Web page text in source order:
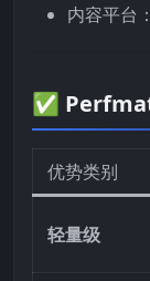
内容平台
✅
优势类别
轻量级